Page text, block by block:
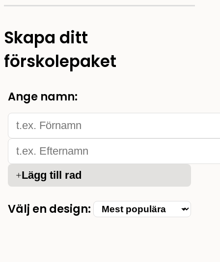
Skapa ditt
förskolepaket
Ange namn:
Lägg till rad
Välj en design: